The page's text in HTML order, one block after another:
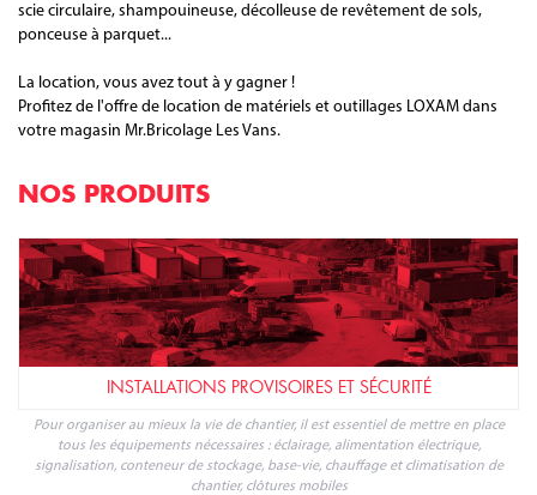
scie circulaire, shampouineuse, décolleuse de revêtement de sols,
ponceuse à parquet...
La location, vous avez tout à y gagner !
Profitez de l'offre de location de matériels et outillages LOXAM dans
votre magasin Mr.Bricolage Les Vans.
NOS PRODUITS
INSTALLATIONS PROVISOIRES ET SÉCURITÉ
Pour organiser au mieux la vie de chantier, il est essentiel de mettre en place
tous les équipements nécessaires : éclairage, alimentation électrique,
signalisation, conteneur de stockage, base-vie, chauffage et climatisation de
chantier, clôtures mobiles